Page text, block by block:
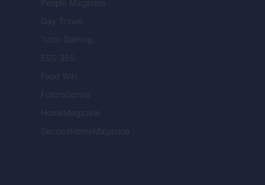
People Magazine
Day Travel
Tutto Gaming
ESG 365
Food Wiki
FuturoDonna
HomeMagazine
SecondHomeMagazine